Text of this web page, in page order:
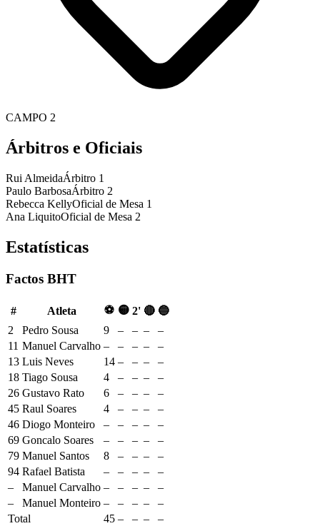
CAMPO 2
Árbitros e Oficiais
Rui AlmeidaÁrbitro 1
Paulo BarbosaÁrbitro 2
Rebecca KellyOficial de Mesa 1
Ana LiquitoOficial de Mesa 2
Estatísticas
Factos BHT
# Atleta ⚽ 🟡 2' 🔴 🔵
2
Pedro Sousa 9 – – –
–
11 Manuel Carvalho – – – –
–
13 Luis Neves 14 – – –
–
18 Tiago Sousa 4 – – –
–
26 Gustavo Rato 6 – – –
–
45 Raul Soares 4 – – –
–
46 Diogo Monteiro – – – –
–
69 Goncalo Soares – – – –
–
79 Manuel Santos 8 – – –
–
94 Rafael Batista – – – –
–
–
Manuel Carvalho – – – –
–
–
Manuel Monteiro – – – –
–
Total
45 – – – –